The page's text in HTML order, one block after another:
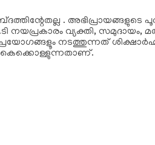
. അഭിപ്രായങ്ങളുടെ
നയപ്രകാരം വ്യക്തി, സമുദായം,
നടത്തുന്നത്
കൈക്കൊള്ളുന്നതാണ്.